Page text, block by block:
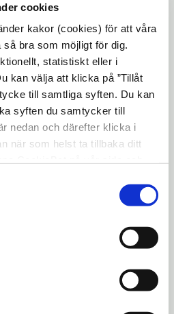
cookies
kakor (cookies) för att våra
bra som möjligt för dig.
statistiskt eller i
kan välja att klicka på ”Tillåt
till samtliga syften. Du kan
syften du samtycker till
nedan och därefter klicka i
när som helst ta tillbaka ditt
om hur kakorna används och
inhämtar och behandlar
inom Campus
Matthews,
utbildning för vuxna.
en utbildningsform,
nu flera olika
ett mer
till Södertäljes
motorn i kommunens
utbildningsval som
arbetsliv och bättre
invånare,